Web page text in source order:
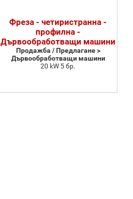
Фреза - четиристранна -
профилна -
Дървообработващи машини
Продажба / Предлагане >
Дървообработващи машини
20 kW 5 бр.